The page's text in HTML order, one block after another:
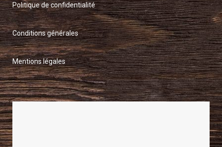
Politique de confidentialité
Conditions générales
Mentions légales